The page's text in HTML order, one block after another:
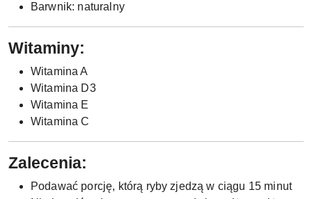
Barwnik: naturalny
Witaminy:
Witamina A
Witamina D3
Witamina E
Witamina C
Zalecenia:
Podawać porcję, którą ryby zjedzą w ciągu 15 minut